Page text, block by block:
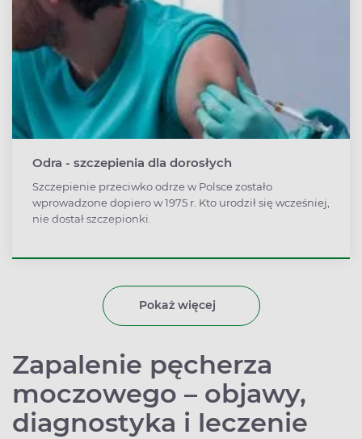
Odra - szczepienia dla dorosłych
Szczepienie przeciwko odrze w Polsce zostało
wprowadzone dopiero w 1975 r. Kto urodził się wcześniej,
nie dostał szczepionki.
Pokaż więcej
Zapalenie pęcherza
moczowego – objawy,
diagnostyka i leczenie